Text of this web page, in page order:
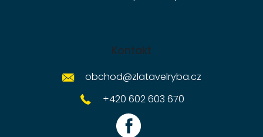
Kontakt
obchod@zlatavelryba.cz
+420 602 603 670